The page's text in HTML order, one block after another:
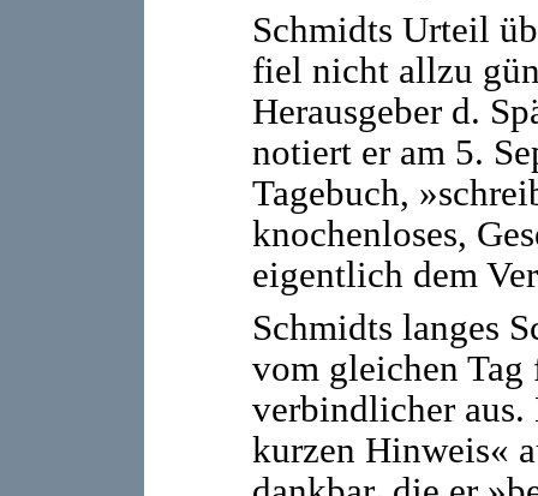
Schmidts Urteil
fiel nicht allzu
Herausgeber d.
notiert er am 5.
Tagebuch,
knochenloses,
eigentlich dem
Schmidts langes
vom gleichen Tag
verbindlicher aus.
kurzen Hinweis«